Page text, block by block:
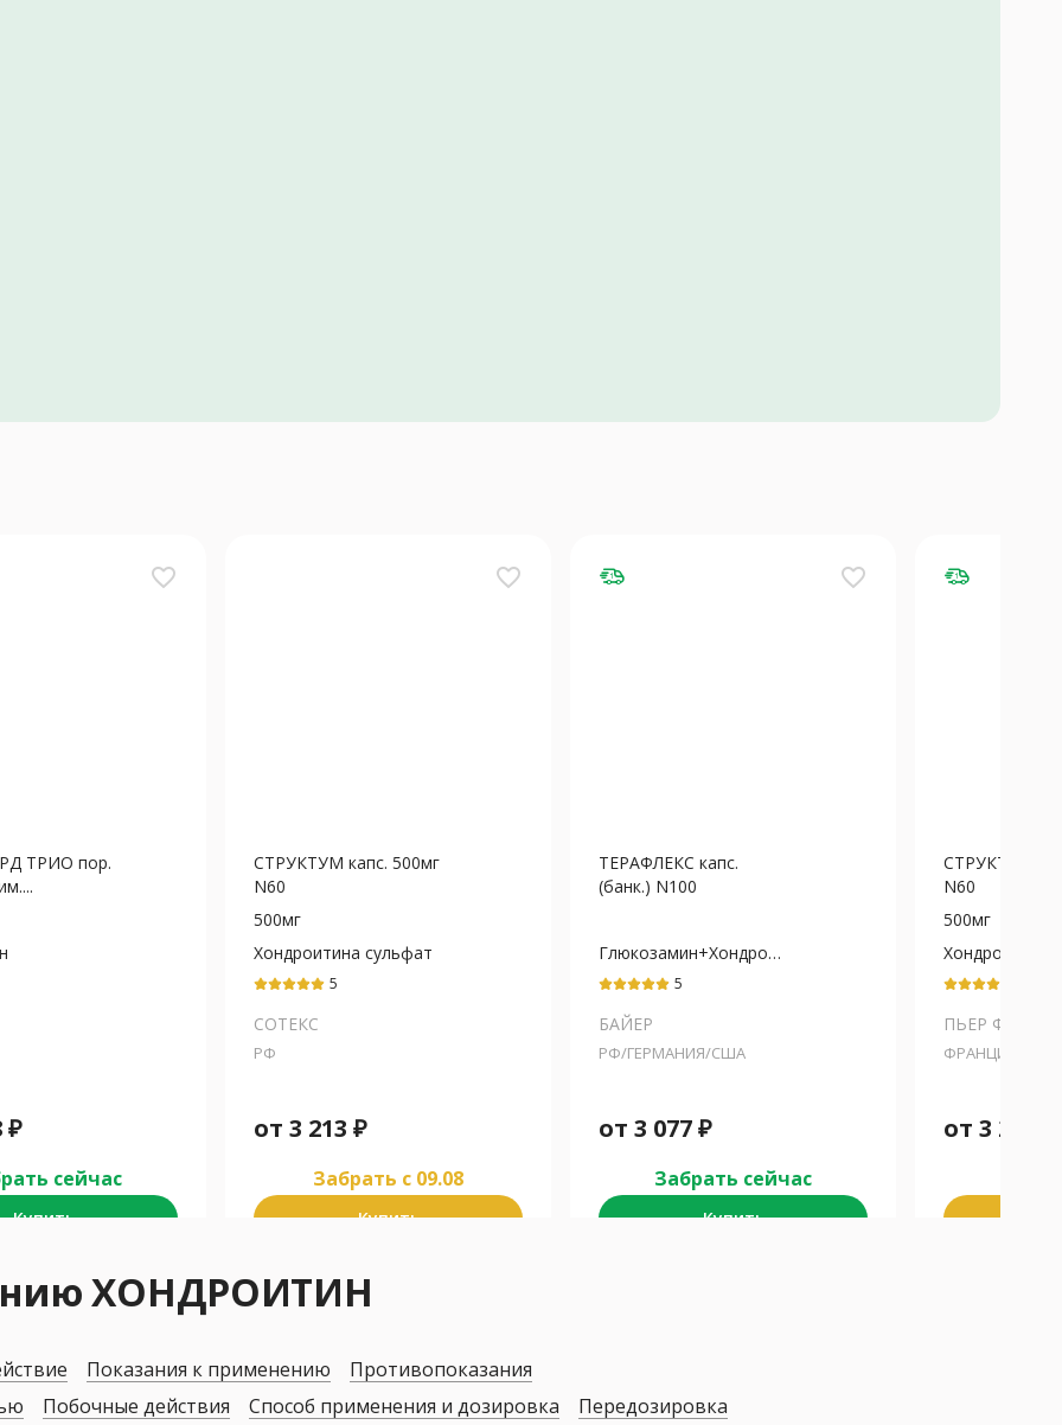
favorite_border
ТРИО пор.
₽
сейчас
Купить
favorite_border
СТРУКТУМ капс. 500мг
N60
500мг
Хондроитина сульфат
5
СОТЕКС
РФ
от 3 213 ₽
Забрать c 09.08
Купить
favorite_border
ТЕРАФЛЕКС капс.
(банк.) N100
Глюкозамин+Хондроитина
сульфат 5
БАЙЕР
РФ/ГЕРМАНИЯ/США
от 3 077₽
Забрать сейчас
Купить
СТРУКТУМ
N60
500мг
Хондроитина
ПЬЕР ФАБР
ФРАНЦИЯ
от 3 213
ХОНДРОИТИН
Показания к применению
Противопоказания
Побочные действия Способ применения и дозировка
Передозировка